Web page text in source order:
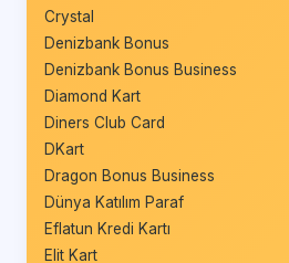
Crystal
Denizbank Bonus
Denizbank Bonus Business
Diamond Kart
Diners Club Card
DKart
Dragon Bonus Business
Dünya Katılım Paraf
Eflatun Kredi Kartı
Elit Kart